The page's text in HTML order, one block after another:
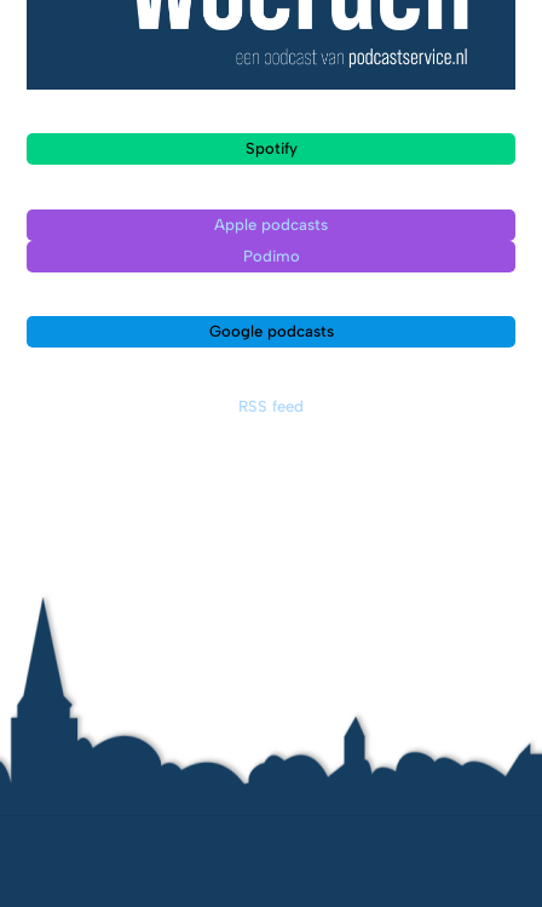
Spotify
Apple podcasts
Podimo
Google podcasts
RSS feed